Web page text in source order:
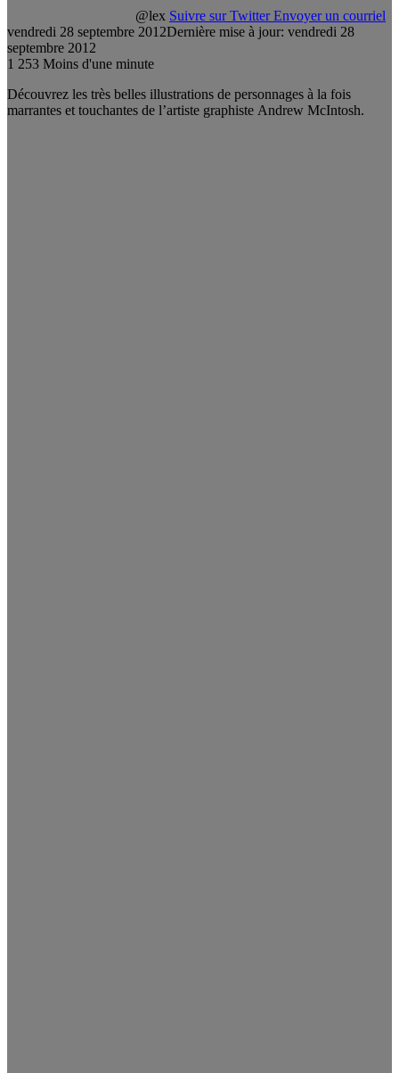
@lex Suivre sur Twitter Envoyer un courriel
vendredi 28 septembre 2012Dernière mise à jour: vendredi 28
septembre 2012
1 253 Moins d'une minute
Découvrez les très belles illustrations de personnages à la fois
marrantes et touchantes de l’artiste graphiste Andrew McIntosh.